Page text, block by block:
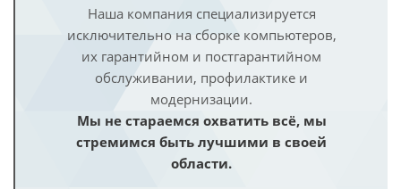
Наша компания специализируется
исключительно на сборке компьютеров,
их гарантийном и постгарантийном
обслуживании, профилактике и
модернизации.
Мы не стараемся охватить всё, мы
стремимся быть лучшими в своей
области.